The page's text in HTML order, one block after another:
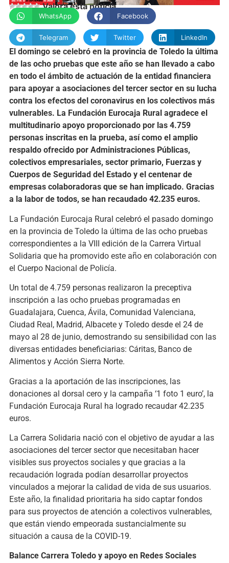
Valora esta noticia
WhatsApp Facebook
Telegram Twitter LinkedIn
El domingo se celebró en la provincia de Toledo la última
de las ocho pruebas que este año se han llevado a cabo
en todo el ámbito de actuación de la entidad financiera
para apoyar a asociaciones del tercer sector en su lucha
contra los efectos del coronavirus en los colectivos más
vulnerables. La Fundación Eurocaja Rural agradece el
multitudinario apoyo proporcionado por las 4.759
personas inscritas en la prueba, así como el amplio
respaldo ofrecido por Administraciones Públicas,
colectivos empresariales, sector primario, Fuerzas y
Cuerpos de Seguridad del Estado y el centenar de
empresas colaboradoras que se han implicado. Gracias
a la labor de todos, se han recaudado 42.235 euros.
La Fundación Eurocaja Rural celebró el pasado domingo
en la provincia de Toledo la última de las ocho pruebas
correspondientes a la VIII edición de la Carrera Virtual
Solidaria que ha promovido este año en colaboración con
el Cuerpo Nacional de Policía.
Un total de 4.759 personas realizaron la preceptiva
inscripción a las ocho pruebas programadas en
Guadalajara, Cuenca, Ávila, Comunidad Valenciana,
Ciudad Real, Madrid, Albacete y Toledo desde el 24 de
mayo al 28 de junio, demostrando su sensibilidad con las
diversas entidades beneficiarias: Cáritas, Banco de
Alimentos y Acción Sierra Norte.
Gracias a la aportación de las inscripciones, las
donaciones al dorsal cero y la campaña ‘1 foto 1 euro’, la
Fundación Eurocaja Rural ha logrado recaudar 42.235
euros.
La Carrera Solidaria nació con el objetivo de ayudar a las
asociaciones del tercer sector que necesitaban hacer
visibles sus proyectos sociales y que gracias a la
recaudación lograda podían desarrollar proyectos
vinculados a mejorar la calidad de vida de sus usuarios.
Este año, la finalidad prioritaria ha sido captar fondos
para sus proyectos de atención a colectivos vulnerables,
que están viendo empeorada sustancialmente su
situación a causa de la COVID-19.
Balance Carrera Toledo y apoyo en Redes Sociales